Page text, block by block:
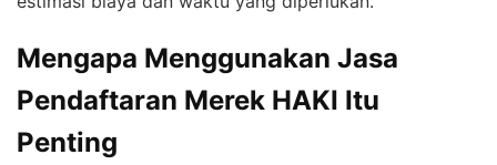
Mengapa Menggunakan Jasa
Pendaftaran Merek HAKI Itu
Penting